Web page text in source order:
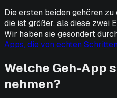
Die ersten beiden gehören
die ist größer, als diese zwei
Wir haben sie gesondert
Apps, die von echten
Welche Geh-App
nehmen?